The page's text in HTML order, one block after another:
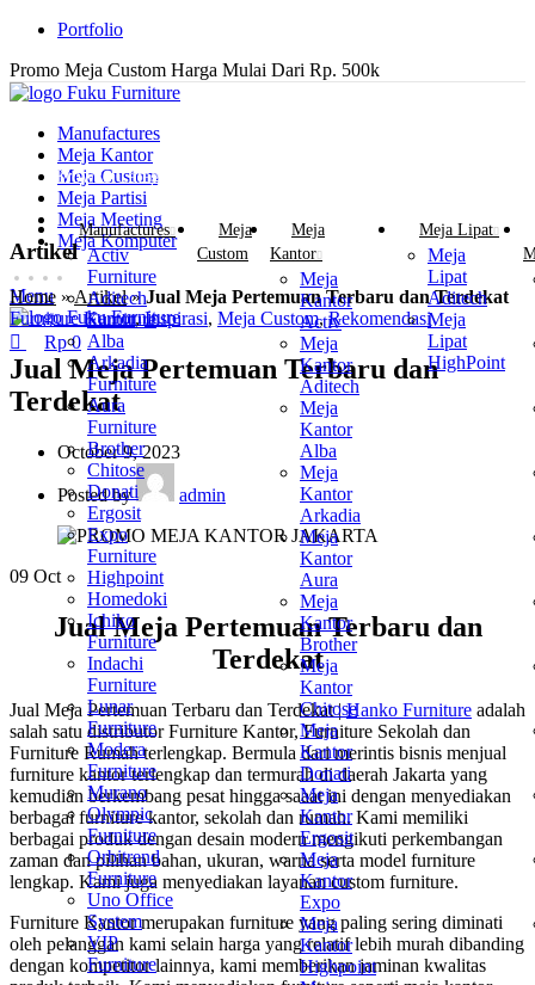
Portfolio
Promo Meja Custom Harga Mulai Dari Rp. 500k
Manufactures
Meja Kantor
Meja Custom
Meja Partisi
Meja Meeting
Meja Komputer
Menu
Rp0
Browse Categories
Manufactures
Activ
Furniture
Aditech
Furniture
Alba
Arkadia
Furniture
Aura
Furniture
Brother
Chitose
Donati
Ergosit
Expo
Furniture
Highpoint
Homedoki
Ichiko
Furniture
Indachi
Furniture
Lunar
Furniture
Modera
Furniture
Murano
Olympic
Furniture
Orbitrend
Furniture
Uno Office
System
VIP
Furniture
Meja
Custom
Meja
Kantor
Meja
Kantor
Activ
Meja
Kantor
Aditech
Meja
Kantor
Alba
Meja
Kantor
Arkadia
Meja
Kantor
Aura
Meja
Kantor
Brother
Meja
Kantor
Chitose
Meja
Kantor
Donati
Meja
Kantor
Ergosit
Meja
Kantor
Expo
Meja
Kantor
Highpoint
Meja Lipat
Meja
Lipat
Aditech
Meja
Lipat
HighPoint
Artikel
Home »Artikel»Jual Meja Pertemuan Terbaru dan Terdekat
Furniture Kantor,Inspirasi, Meja Custom,Rekomendasi
Jual Meja Pertemuan Terbaru dan
Terdekat
October 9, 2023
Posted by admin
09 Oct
Jual Meja Pertemuan Terbaru dan
Terdekat
Jual Meja Pertemuan Terbaru dan Terdekat |Hanko Furniture adalah
salah satu distributor Furniture Kantor, Furniture Sekolah dan
Furniture Rumah terlengkap. Bermula dari merintis bisnis menjual
furniture kantor terlengkap dan termurah di daerah Jakarta yang
kemudian berkembang pesat hingga saaat ini dengan menyediakan
berbagai furniture kantor, sekolah dan rumah. Kami memiliki
berbagai produk dengan desain modern mengikuti perkembangan
zaman dan pilihan bahan, ukuran, warna serta model furniture
lengkap. Kami juga menyediakan layanan custom furniture.
Furniture Kantor merupakan furniture yang paling sering diminati
oleh pelanggan kami selain harga yang relatif lebih murah dibanding
dengan kompetitor lainnya, kami memberikan jaminan kwalitas